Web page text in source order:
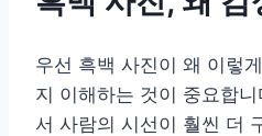
우선 흑백 사진이 왜 이렇
지 이해하는 것이 중요합
서 사람의 시선이 훨씬 더